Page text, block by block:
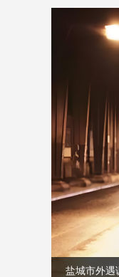
盐城市外遇